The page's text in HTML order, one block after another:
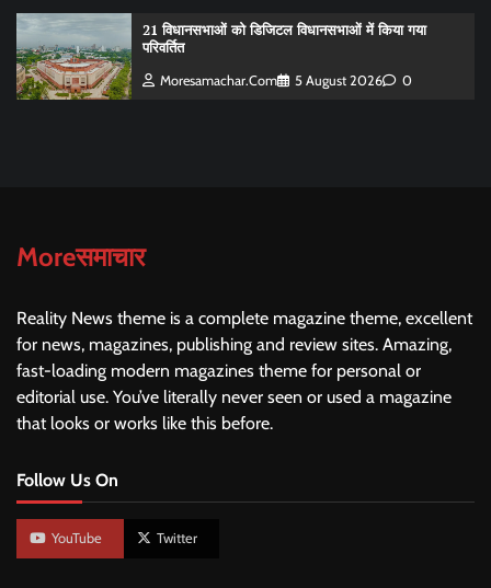
21 विधानसभाओं को डिजिटल विधानसभाओं में किया गया
परिवर्तित
Moresamachar.com 5 August 2026 0
Moreसमाचार
Reality News theme is a complete magazine theme, excellent
for news, magazines, publishing and review sites. Amazing,
fast-loading modern magazines theme for personal or
editorial use. You’ve literally never seen or used a magazine
that looks or works like this before.
Follow Us On
YouTube Twitter